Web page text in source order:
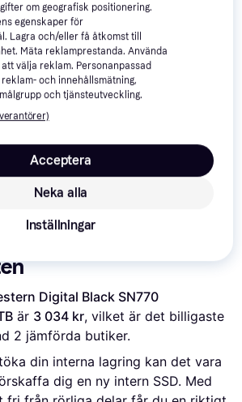
Digital Black SN770
är 3 034 kr, vilket är det billigaste
2 jämförda butiker.
din interna lagring kan det vara
dig en ny intern SSD. Med
om geografisk positionering.
egenskaper för
Lagra och/eller få åtkomst till
Mäta reklamprestanda. Använda
välja reklam. Personanpassad
och innehållsmätning,
och tjänsteutveckling.
Neka alla
Acceptera
Inställningar